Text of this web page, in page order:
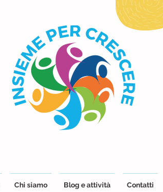
Chi siamo Blog e attività Contatti